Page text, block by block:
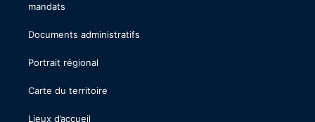
mandats
Documents administratifs
Portrait régional
Carte du territoire
Lieux d’accueil